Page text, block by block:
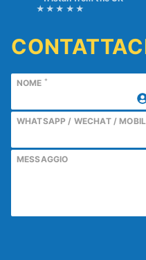
NOME *
WHATSAPP / WECHAT /
MESSAGGIO